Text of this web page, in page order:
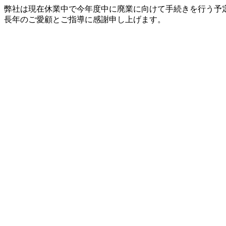
弊社は現在休業中で今年度中に廃業に向けて手続きを行う予
長年のご愛顧とご指導に感謝申し上げます。